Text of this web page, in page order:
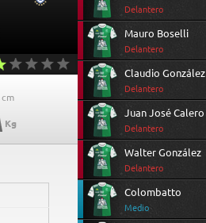
cm
Kg
Delantero
Mauro Boselli
Delantero
Claudio González
Delantero
Juan José Calero
Delantero
Walter González
Delantero
Colombatto
Medio